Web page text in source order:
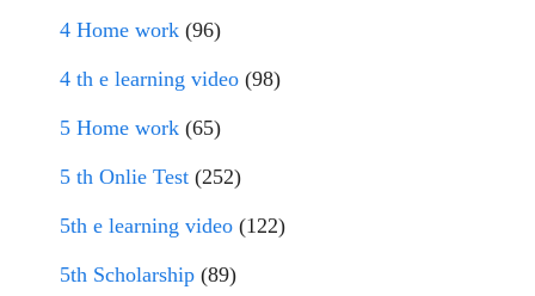
4 Home work (96)
4 th e learning video (98)
5 Home work (65)
5 th Onlie Test (252)
5th e learning video (122)
5th Scholarship (89)